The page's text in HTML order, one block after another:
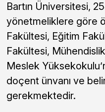
Bartın Üniversitesi,
yönetmeliklere göre
Fakültesi, Eğitim
Fakültesi,
Meslek
doçent ünvanı ve
gerekmektedir.